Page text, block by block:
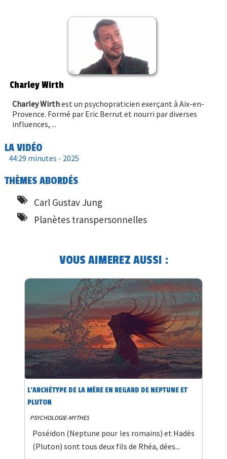
Charley Wirth
Charley Wirthest un psychopraticien exerçant à Aix-en-
Provence. Formé par Eric Berrut et nourri par diverses
influences, ...
LA VIDÉO
44:29 minutes - 2025
THÈMES ABORDÉS
Carl Gustav Jung
Planètes transpersonnelles
VOUS AIMEREZ AUSSI :
L’ARCHÉTYPE DE LA MÈRE EN REGARD DE NEPTUNE ET
PLUTON
PSYCHOLOGIE-MYTHES
Poséidon (Neptune pour les romains) et Hadès
(Pluton) sont tous deux fils de Rhéa, dées...